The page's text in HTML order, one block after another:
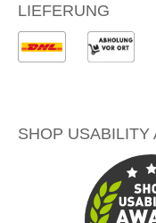
LIEFERUNG
SHOP USABILITY